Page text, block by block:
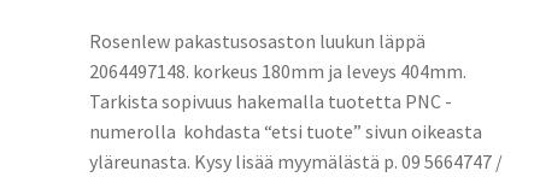
Rosenlew pakastusosaston luukun läppä
2064497148. korkeus 180mm ja leveys 404mm.
Tarkista sopivuus hakemalla tuotetta PNC -
numerolla kohdasta “etsi tuote” sivun oikeasta
yläreunasta. Kysy lisää myymälästä p. 09 5664747 /